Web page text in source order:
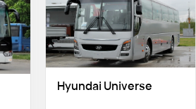
Hyundai Universe